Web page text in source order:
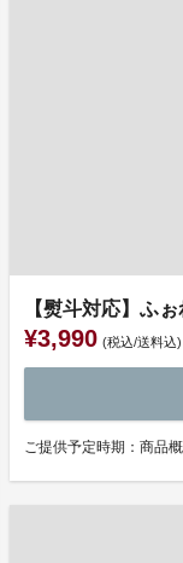
【熨斗対応】ふ
¥3,990 (税込/送料込)
ご提供予定時期：商品